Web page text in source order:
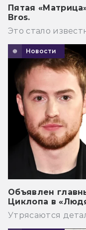
Пятая
Bros.
Это стало
Новости
Объявлен
Циклопа в
Утрясаются